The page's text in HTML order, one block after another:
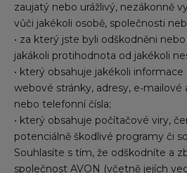
zaujatý nebo urážlivý, nezákonně
vůči jakékoli osobě, společnosti
• za který jste byli odškodněni
jakákoli protihodnota od jakékoli
• který obsahuje jakékoli informace
webové stránky, adresy,
nebo telefonní čísla;
• který obsahuje počítačové viry,
potenciálně škodlivé programy či
Souhlasíte s tím, že odškodníte a
společnost AVON (včetně jejích